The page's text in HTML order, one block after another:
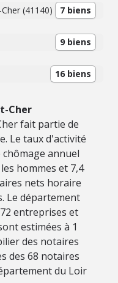
(41140) 7 biens
9 biens
16 biens
Cher
fait partie de
Le taux d'activité
annuel
hommes et 7,4
nets horaire
Le département
entreprises et
estimées à 1
des notaires
des 68 notaires
du Loir